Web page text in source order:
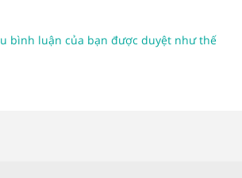
bình luận của bạn được duyệt như thế